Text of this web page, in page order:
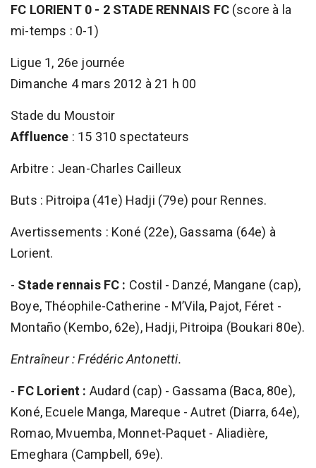
FC LORIENT 0 - 2 STADE RENNAIS FC(score à la
mi-temps : 0-1)
Ligue 1, 26e journée
Dimanche 4 mars 2012 à 21 h 00
Stade du Moustoir
Affluence : 15 310 spectateurs
Arbitre : Jean-Charles Cailleux
Buts : Pitroipa (41e) Hadji (79e) pour Rennes.
Avertissements : Koné (22e), Gassama (64e) à
Lorient.
- Stade rennais FC : Costil - Danzé, Mangane (cap),
Boye, Théophile-Catherine - M’Vila, Pajot, Féret -
Montaño (Kembo, 62e), Hadji, Pitroipa (Boukari 80e).
Entraîneur : Frédéric Antonetti.
- FC Lorient : Audard (cap) - Gassama (Baca, 80e),
Koné, Ecuele Manga, Mareque - Autret (Diarra, 64e),
Romao, Mvuemba, Monnet-Paquet - Aliadière,
Emeghara (Campbell, 69e).